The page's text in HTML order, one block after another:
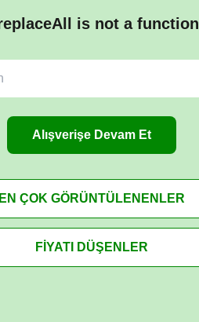
is not a function
Alışverişe Devam Et
EN ÇOK GÖRÜNTÜLENENLER
FİYATI DÜŞENLER